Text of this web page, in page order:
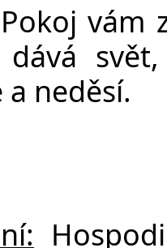
Pokoj vám
a neděsí.